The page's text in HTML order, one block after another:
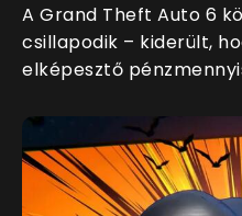
A Grand Theft Auto 6
csillapodik – kiderült,
elképesztő